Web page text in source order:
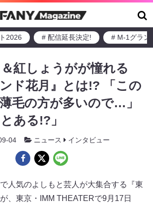
2026 # 配信延長決定! # M-1グラン
紅しょうがが憧れる
ンド花月』とは!? 「この
毛の方が多いので…」
ある!?」
04 ニュース インタビュー
人気のよしもと芸人が大集合する『東
、東京・IMM THEATERで9月17日